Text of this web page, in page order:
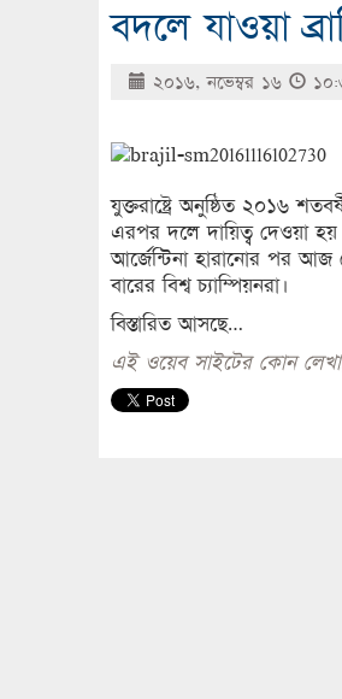
বদলে যাওয়া
২০১৬, নভেম্বর ১৬
যুক্তরাষ্ট্রে অনুষ্ঠিত ২০১৬
এরপর দলে দায়িত্ব দেওয়া হয়
আর্জেন্টিনা হারানোর পর আজ
বারের বিশ্ব চ্যাম্পিয়নরা।
বিস্তারিত আসছে…
এই ওয়েব সাইটের কোন